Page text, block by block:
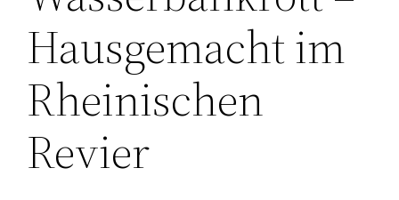
Hausgemacht im
Rheinischen
Revier